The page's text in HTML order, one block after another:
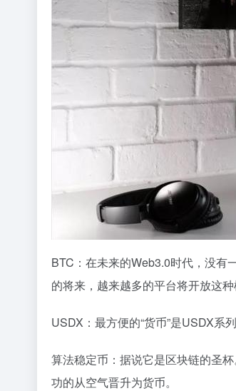
BTC：在未来的Web3.0时代，没有
的将来，越来越多的平台将开放这种
USDX：最方便的“货币”是USDX系
算法稳定币：据说它是区块链的圣
功的从空气晋升为货币。